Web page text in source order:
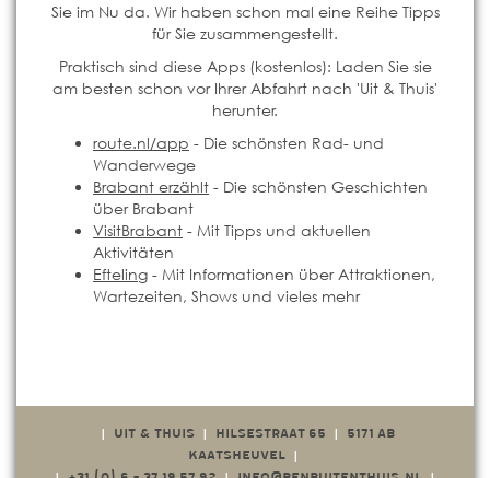
Sie im Nu da. Wir haben schon mal eine Reihe Tipps
für Sie zusammengestellt.
Praktisch sind diese Apps (kostenlos): Laden Sie sie
am besten schon vor Ihrer Abfahrt nach 'Uit & Thuis'
herunter.
route.nl/app - Die schönsten Rad- und
Wanderwege
Brabant erzählt - Die schönsten Geschichten
über Brabant
VisitBrabant - Mit Tipps und aktuellen
Aktivitäten
Efteling - Mit Informationen über Attraktionen,
Wartezeiten, Shows und vieles mehr
| UIT & THUIS | HILSESTRAAT 65 |
5171 AB
KAATSHEUVEL |